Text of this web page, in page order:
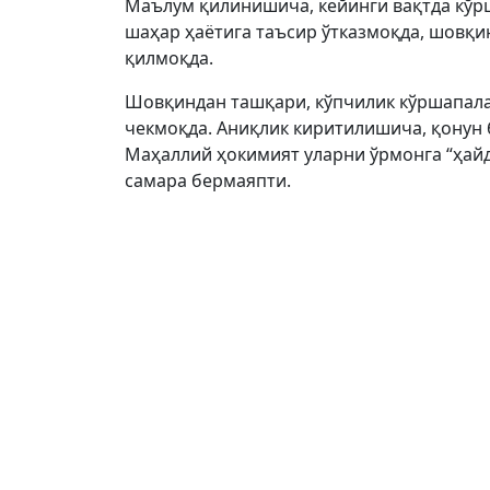
Маълум қилинишича, кейинги вақтда
шаҳар ҳаётига таъсир ўтказмоқда,
қилмоқда.
Шовқиндан ташқари, кўпчилик
чекмоқда. Аниқлик киритилишича,
Маҳаллий ҳокимият уларни ўрмонга
самара бермаяпти.